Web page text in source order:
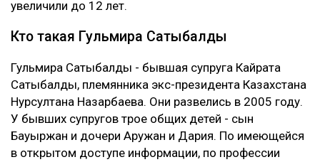
многомиллиардный долг перед банком.
Суд признал ее виновной. При этом к уже
срок не добавили. С Сатыбалды постановили
взыскать более 8 млрд тенге.
Это уже четвертое уголовное дело
Первые два приговора Сатыбалды вынесли в 2023